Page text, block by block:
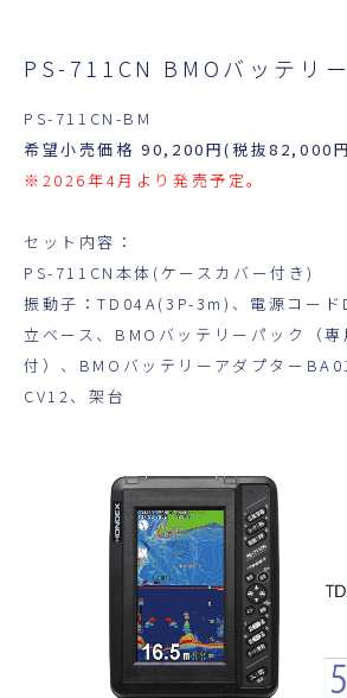
PS-711CN BMOバッテリ
PS-711CN-BM
希望小売価格 90,200円(税抜82,000
※2026年4月より発売予定。
セット内容：
PS-711CN本体(ケースカバー付き)
振動子：TD04A(3P-3m)、電源コー
立ベース、BMOバッテリーパック（専
付）、BMOバッテリーアダプター
CV12、架台